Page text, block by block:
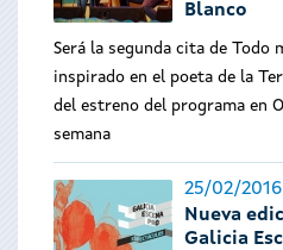
Blanco
Será la segunda cita de Todo
inspirado en el poeta de la
del estreno del programa en
semana
25/02/2016
Nueva
Galicia